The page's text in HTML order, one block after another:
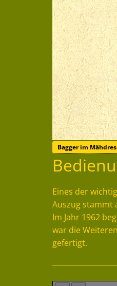
Bagger im
Eines der
Auszug stammt
Im Jahr 1962
war die
gefertigt.